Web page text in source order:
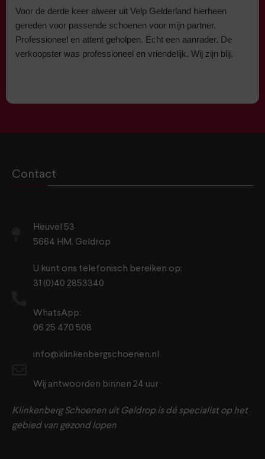
Voor de derde keer alweer uit Velp Gelderland hierheen
gereden voor passende schoenen voor mijn partner.
Professioneel en attent geholpen. Echt een aanrader. De
verkoopster was professioneel en vriendelijk. Wij zijn blij.
Contact
Heuvel 53
5664 HM, Geldrop
U kunt ons telefonisch bereiken op:
31 (0)40 2853340
WhatsApp:
06 25 470 508
info@klinkenbergschoenen.nl
Wij antwoorden binnen 24 uur
Klinkenberg Schoenen uit Geldrop is dé specialist op het
gebied van gezond lopen